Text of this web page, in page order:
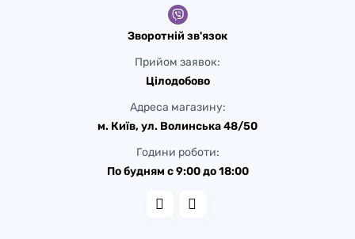
Зворотній зв'язок
Прийом заявок:
Цілодобово
Адреса магазину:
м. Київ, ул. Волинська 48/50
Години роботи:
По будням с 9:00 до 18:00